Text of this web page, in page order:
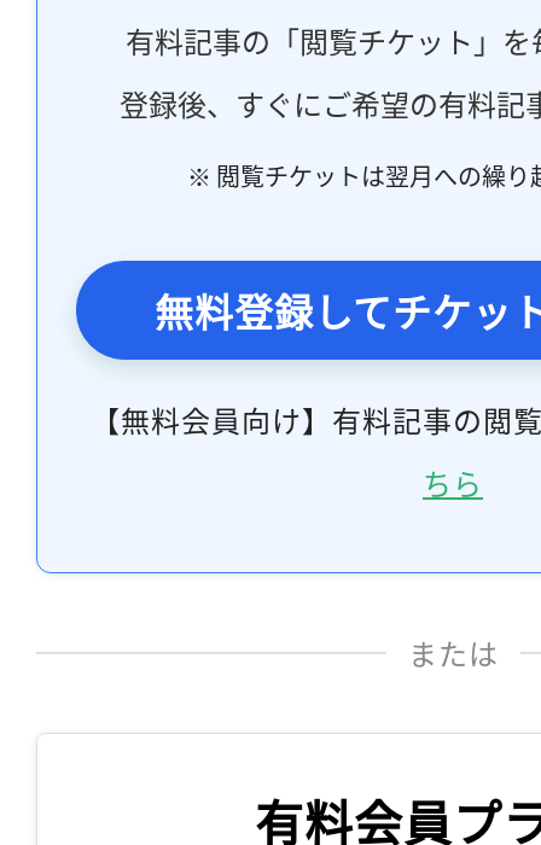
有料記事の「閲覧チケット」
登録後、すぐにご希望の有料記
※ 閲覧チケットは翌月への繰り
無料登録してチケッ
【無料会員向け】有料記事の閲
ちら
または
有料会員プ